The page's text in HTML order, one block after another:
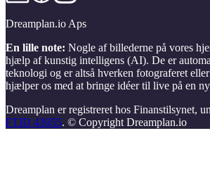
Dreamplan.io Aps
En lille note: Nogle af billederne på vores
hjælp af kunstig intelligens (AI). De er
teknologi og er altså hverken fotograferet
hjælper os med at bringe idéer til live på en
Dreamplan er registreret hos Finanstilsynet,
FTID 43055. © Copyright Dreamplan.io